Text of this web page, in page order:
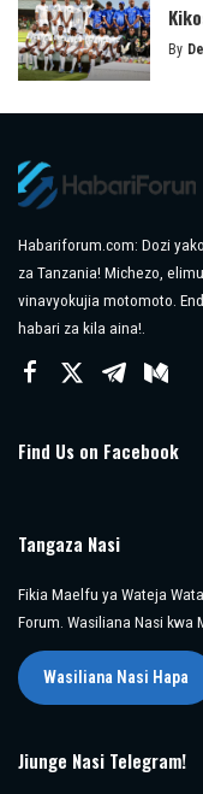
By
Habariforum.com: Dozi
za Tanzania! Michezo,
vinavyokujia motomoto.
habari za kila aina!.
Find Us on Facebook
Tangaza Nasi
Fikia Maelfu ya Wateja
Forum. Wasiliana Nasi kwa
Wasiliana Nasi Hapa
Jiunge Nasi Telegram!